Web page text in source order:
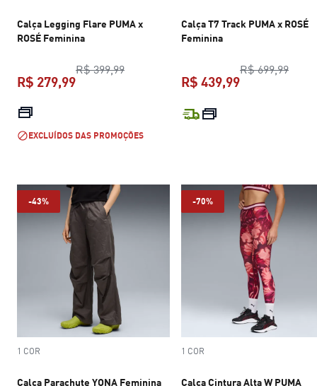
Calça Legging Flare PUMA x
ROSÉ Feminina
R$ 399,99preço original R$ 399,99
R$ 279,99
preço atual R$ 279,99
EXCLUÍDOS DAS PROMOÇÕES
Calça T7 Track PUMA x ROSÉ
Feminina
R$ 699,99
R$ 439,99
-43%
1 COR
Calça Parachute YONA Feminina
-70%
1 COR
Calça Cintura Alta W PUMA